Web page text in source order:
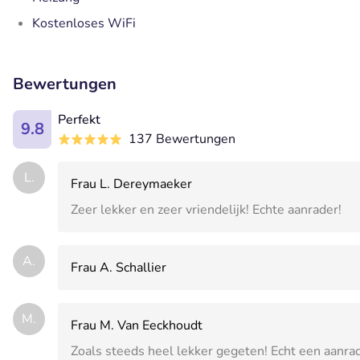
Kostenloses WiFi
Bewertungen
9.8
Perfekt
137 Bewertungen
L.
Frau L. Dereymaeker
Zeer lekker en zeer vriendelijk! Echte aanrader!
A. Frau A. Schallier
M.
Frau M. Van Eeckhoudt
Zoals steeds heel lekker gegeten! Echt een